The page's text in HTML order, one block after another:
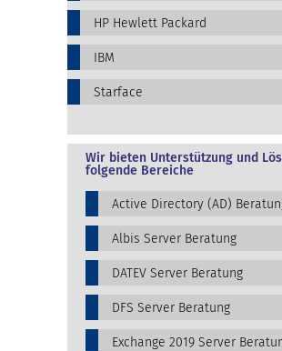
HP Hewlett Packard
IBM
Starface
Wir bieten Unterstützung und
folgende Bereiche
Active Directory (AD)
Albis Server Beratung
DATEV Server Beratung
DFS Server Beratung
Exchange 2019 Server